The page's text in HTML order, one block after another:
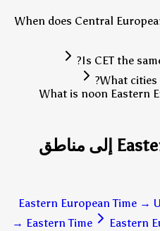
When does Central
Is CET the
What cities
What is noon Eastern
Eastern European Time إلى مناطق
Eastern European Time →
→ Eastern Time Eastern